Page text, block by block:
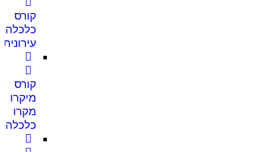
קורס
כלכלה
עירונית
קורס
מיקרו
מקרו
כלכלה